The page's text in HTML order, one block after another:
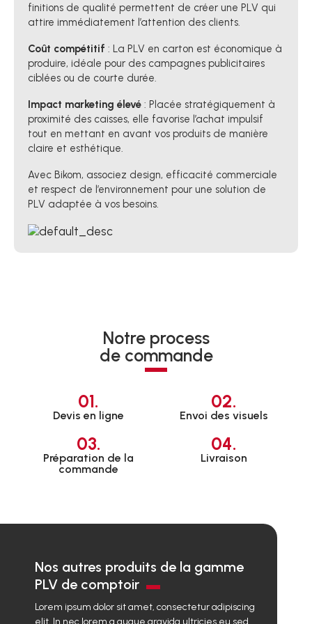
finitions de qualité permettent de créer une PLV qui
attire immédiatement l’attention des clients.
Coût compétitif : La PLV en carton est économique à
produire, idéale pour des campagnes publicitaires
ciblées ou de courte durée.
Impact marketing élevé : Placée stratégiquement à
proximité des caisses, elle favorise l’achat impulsif
tout en mettant en avant vos produits de manière
claire et esthétique.
Avec Bikom, associez design, efficacité commerciale
et respect de l’environnement pour une solution de
PLV adaptée à vos besoins.
Notre process
de commande
01.
Devis en ligne
02.
Envoi des visuels
03.
Préparation de la
commande
04.
Livraison
Nos autres produits de la gamme
PLV de comptoir
Lorem ipsum dolor sit amet, consectetur adipiscing
elit. In nec lorem a augue gravida ultricies eu sed